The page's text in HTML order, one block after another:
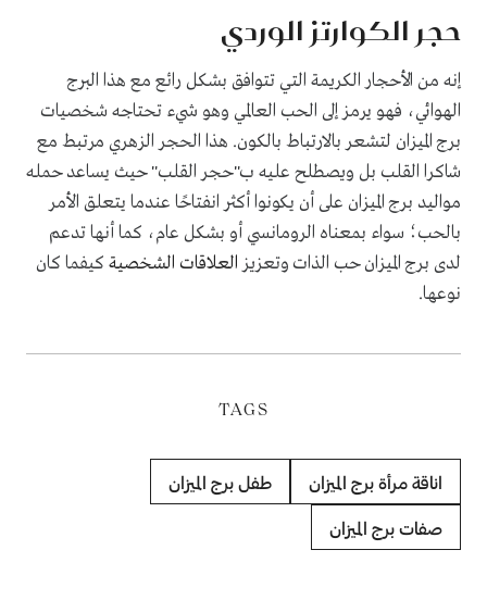
حجر الكوارتز الوردي
إنه من الأحجار الكريمة التي تتوافق بشكل رائع مع هذا البرج
الهوائي، فهو يرمز إلى الحب العالمي وهو شيء تحتاجه شخصيات
برج الميزان لتشعر بالارتباط بالكون. هذا الحجر الزهري مرتبط مع
شاكرا القلب بل ويصطلح عليه ب"حجر القلب" حيث يساعد حمله
مواليد برج الميزان على أن يكونوا أكثر انفتاحًا عندما يتعلق الأمر
بالحب؛ سواء بمعناه الرومانسي أو بشكل عام، كما أنها تدعم
لدى برج الميزان حب الذات وتعزيز العلاقات الشخصية كيفما كان
نوعها.
TAGS
اناقة مرأة برج الميزان طفل برج الميزان
صفات برج الميزان